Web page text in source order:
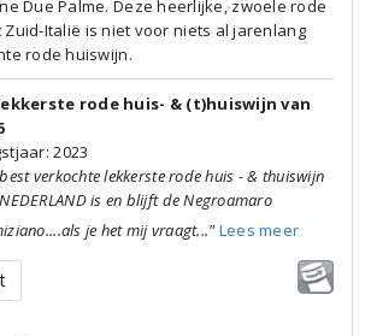
Due Palme. Deze heerlijke, zwoele rode
Italië is niet voor niets al jarenlang
rode huiswijn.
rode huis- & (t)huiswijn van
2023
verkochte lekkerste rode huis - & thuiswijn
is en blijft de Negroamaro
je het mij vraagt..." Lees meer